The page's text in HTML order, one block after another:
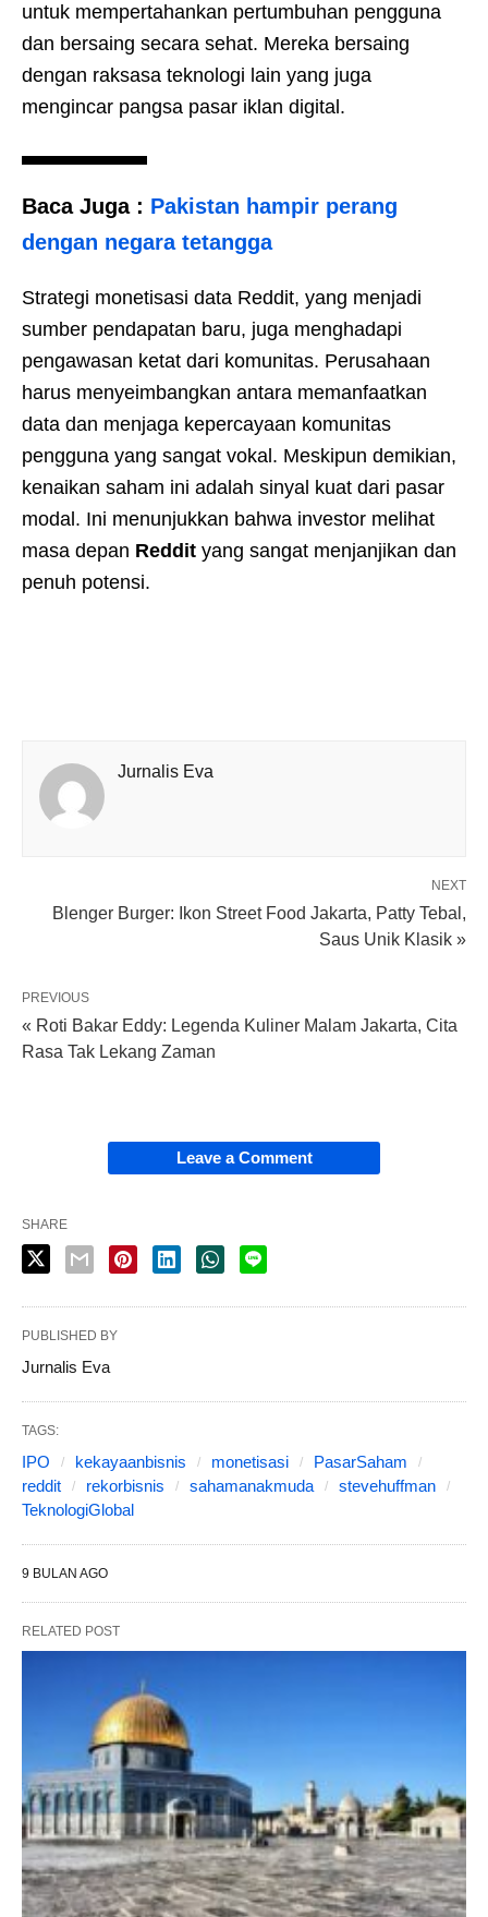
untuk mempertahankan pertumbuhan pengguna
dan bersaing secara sehat. Mereka bersaing
dengan raksasa teknologi lain yang juga
mengincar pangsa pasar iklan digital.
Baca Juga : Pakistan hampir perang
dengan negara tetangga
Strategi monetisasi data Reddit, yang menjadi
sumber pendapatan baru, juga menghadapi
pengawasan ketat dari komunitas. Perusahaan
harus menyeimbangkan antara memanfaatkan
data dan menjaga kepercayaan komunitas
pengguna yang sangat vokal. Meskipun demikian,
kenaikan saham ini adalah sinyal kuat dari pasar
modal. Ini menunjukkan bahwa investor melihat
masa depan Reddit yang sangat menjanjikan dan
penuh potensi.
Jurnalis Eva
NEXT
Blenger Burger: Ikon Street Food Jakarta, Patty Tebal,
Saus Unik Klasik »
PREVIOUS
« Roti Bakar Eddy: Legenda Kuliner Malam Jakarta, Cita
Rasa Tak Lekang Zaman
Leave a Comment
SHARE
PUBLISHED BY
Jurnalis Eva
TAGS:
IPO kekayaanbisnis monetisasi
PasarSaham
reddit
rekorbisnis sahamanakmuda
stevehuffman
TeknologiGlobal
9 BULAN AGO
RELATED POST